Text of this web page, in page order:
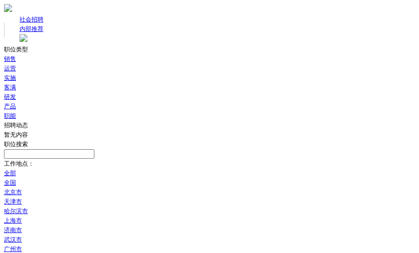
社会招聘
内部推荐
职位类型
销售
运营
实施
客满
研发
产品
职能
招聘动态
暂无内容
职位搜索
工作地点：
全部
全国
北京市
天津市
哈尔滨市
上海市
济南市
武汉市
广州市